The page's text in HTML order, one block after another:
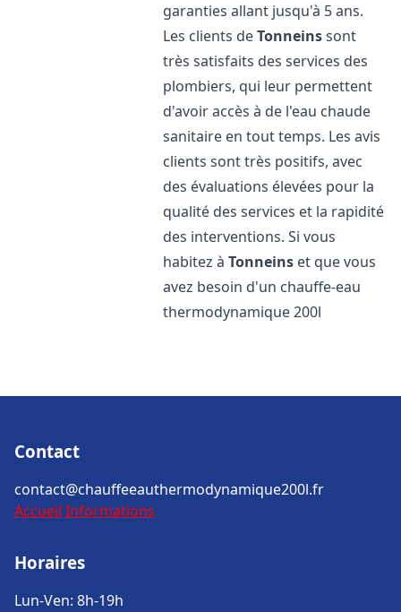
garanties allant jusqu'à 5 ans.
Les clients deTonneinssont
très satisfaits des services des
plombiers, qui leur permettent
d'avoir accès à de l'eau chaude
sanitaire en tout temps. Les avis
clients sont très positifs, avec
des évaluations élevées pour la
qualité des services et la rapidité
des interventions. Si vous
habitez àTonneins et que vous
avez besoin d'un chauffe-eau
thermodynamique 200l
Contact
contact@chauffeeauthermodynamique200l.fr
Accueil Informations
Horaires
Lun-Ven: 8h-19h